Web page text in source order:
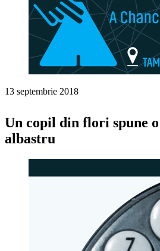
13 septembrie 2018
Un copil din flori spune o
albastru